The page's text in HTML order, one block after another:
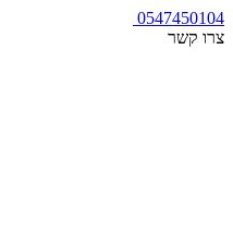
0547450104
צרו קשר